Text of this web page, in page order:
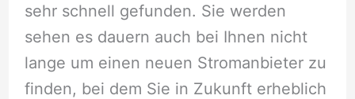
sehr schnell gefunden. Sie werden
sehen es dauern auch bei Ihnen nicht
lange um einen neuen Stromanbieter zu
finden, bei dem Sie in Zukunft erheblich